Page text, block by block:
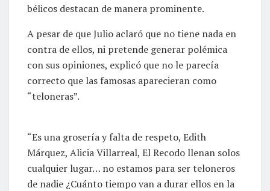
bélicos destacan de manera prominente.
A pesar de que Julio aclaró que no tiene nada en
contra de ellos, ni pretende generar polémica
con sus opiniones, explicó que no le parecía
correcto que las famosas aparecieran como
“teloneras”.
“Es una grosería y falta de respeto, Edith
Márquez, Alicia Villarreal, El Recodo llenan solos
cualquier lugar… no estamos para ser teloneros
de nadie ¿Cuánto tiempo van a durar ellos en la